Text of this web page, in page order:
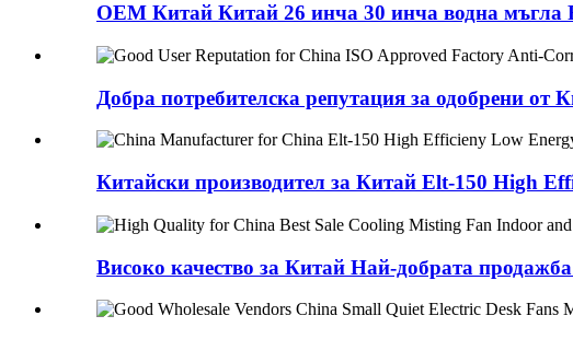
OEM Китай Китай 26 инча 30 инча водна мъгла
Добра потребителска репутация за одобрени от
Китайски производител за Китай Elt-150 High
Високо качество за Китай Най-добрата